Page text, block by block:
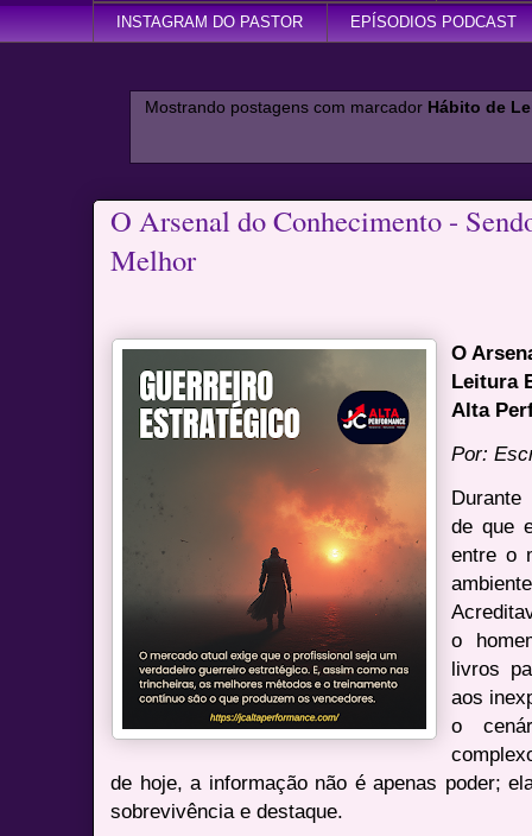
INSTAGRAM DO PASTOR EPÍSODIOS PODCAST
Mostrando postagens com marcador Hábito de
O Arsenal do Conhecimento -
Melhor
O
Leitura
Alta
Por:
de que
entre o
o
livros
aos
o
de hoje, a informação não é apenas poder;
sobrevivência e destaque.